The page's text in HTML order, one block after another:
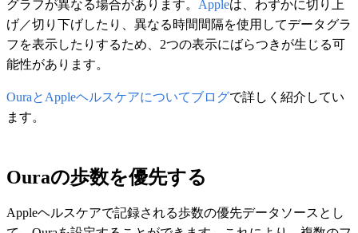
グラフが異なる場合があります。 Appleは、わずかに切り上
げ／切り下げしたり、異なる時間間隔を使用してデータグラ
フを表示したりするため、2つの表示にばらつきが生じる可
能性があります。
OuraとAppleヘルスケアについてブログで詳しく紹介してい
ます。
Ouraの歩数を優先する
Appleヘルスケアで記録される歩数の優先データソースとし